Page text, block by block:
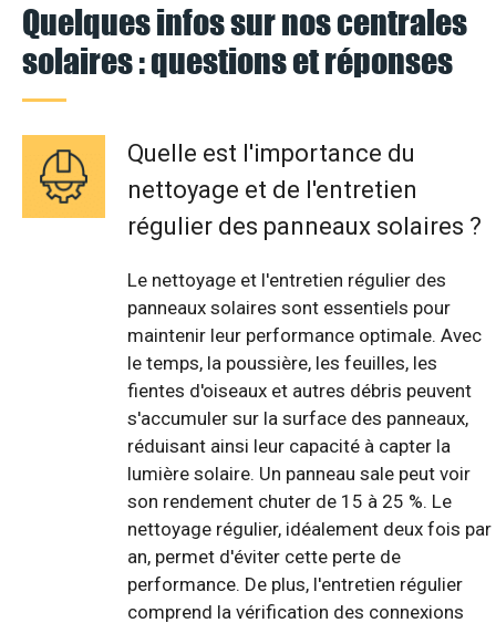
Quelques infos sur nos centrales
solaires : questions et réponses
Quelle est l'importance du
nettoyage et de l'entretien
régulier des panneaux solaires ?
Le nettoyage et l'entretien régulier des
panneaux solaires sont essentiels pour
maintenir leur performance optimale. Avec
le temps, la poussière, les feuilles, les
fientes d'oiseaux et autres débris peuvent
s'accumuler sur la surface des panneaux,
réduisant ainsi leur capacité à capter la
lumière solaire. Un panneau sale peut voir
son rendement chuter de 15 à 25 %. Le
nettoyage régulier, idéalement deux fois par
an, permet d'éviter cette perte de
performance. De plus, l'entretien régulier
comprend la vérification des connexions